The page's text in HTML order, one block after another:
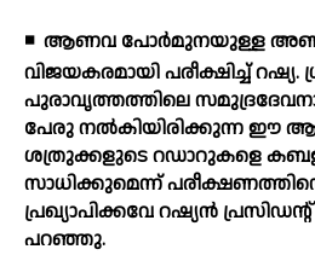
◾ ആണവ പോര്‍മുനയുള്ള
വിജയകരമായി പരീക്ഷിച്ച് റഷ്യ.
പുരാവൃത്തത്തിലെ
പേരു നല്‍കിയിരിക്കുന്ന ഈ
ശത്രുക്കളുടെ റഡാറുകളെ
സാധിക്കുമെന്ന്
പ്രഖ്യാപിക്കവേ റഷ്യന്‍
പറഞ്ഞു.